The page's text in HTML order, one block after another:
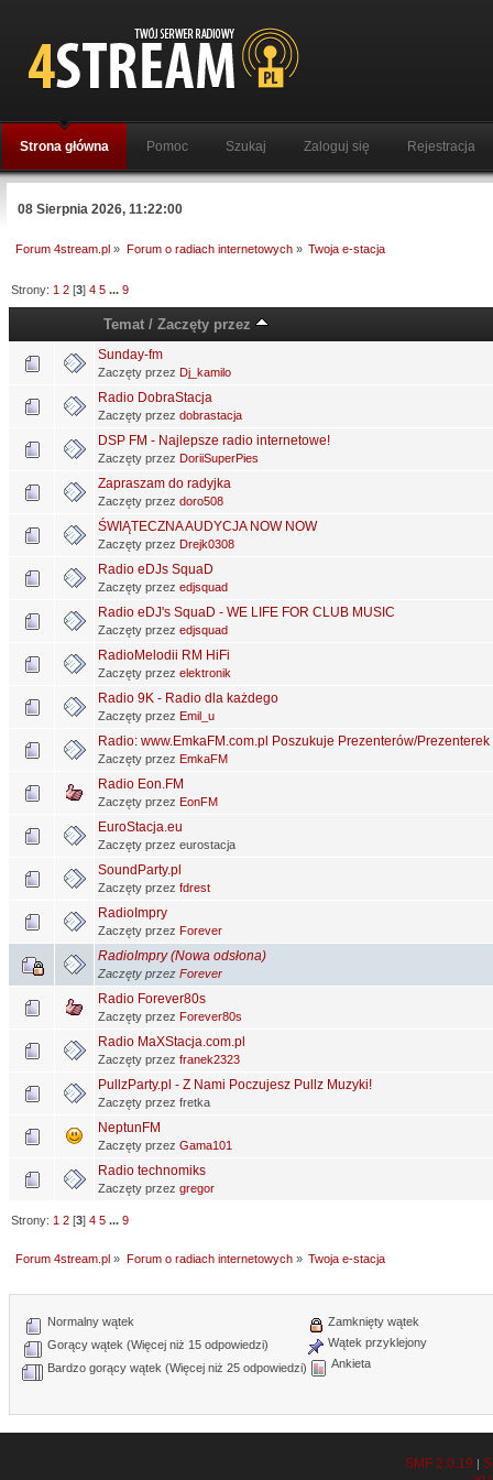
Strona główna Pomoc Szukaj Zaloguj się Rejestracja
08 Sierpnia 2026, 11:22:00
Forum 4stream.pl » Forum o radiach internetowych» Twoja e-stacja
Strony: 1 2 [3]4 5 ...9
Temat /Zaczęty przez
Sunday-fm
Zaczęty przez Dj_kamilo
Radio DobraStacja
Zaczęty przez dobrastacja
DSP FM - Najlepsze radio internetowe!
Zaczęty przez DoriiSuperPies
Zapraszam do radyjka
Zaczęty przez doro508
ŚWIĄTECZNA AUDYCJA NOW NOW
Zaczęty przez Drejk0308
Radio eDJs SquaD
Zaczęty przez edjsquad
Radio eDJ's SquaD - WE LIFE FOR CLUB MUSIC
Zaczęty przez edjsquad
RadioMelodii RM HiFi
Zaczęty przez elektronik
Radio 9K - Radio dla każdego
Zaczęty przez Emil_u
Radio: www.EmkaFM.com.pl Poszukuje Prezenterów/Prezenterek
Zaczęty przez EmkaFM
Radio Eon.FM
Zaczęty przez EonFM
EuroStacja.eu
Zaczęty przez eurostacja
SoundParty.pl
Zaczęty przez fdrest
RadioImpry
Zaczęty przez Forever
RadioImpry (Nowa odsłona)
Zaczęty przez Forever
Radio Forever80s
Zaczęty przez Forever80s
Radio MaXStacja.com.pl
Zaczęty przez franek2323
PullzParty.pl - Z Nami Poczujesz Pullz Muzyki!
Zaczęty przez fretka
NeptunFM
Zaczęty przez Gama101
Radio technomiks
Zaczęty przez gregor
Strony: 1 2 [3]4 5 ...9
Forum 4stream.pl » Forum o radiach internetowych» Twoja e-stacja
Normalny wątek
Gorący wątek (Więcej niż 15 odpowiedzi)
Bardzo gorący wątek (Więcej niż 25 odpowiedzi)
Zamknięty wątek
Wątek przyklejony
Ankieta
SMF 2.0.19 |